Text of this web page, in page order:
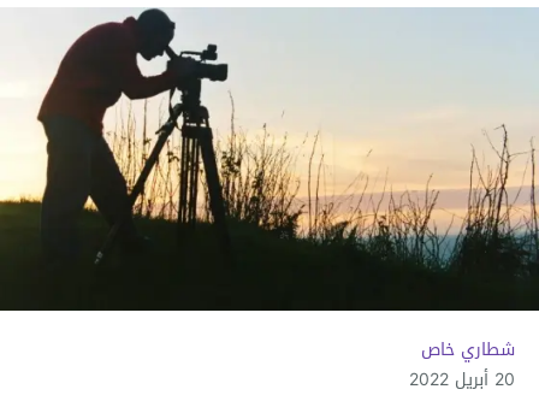
شطاري خاص
20 أبريل 2022